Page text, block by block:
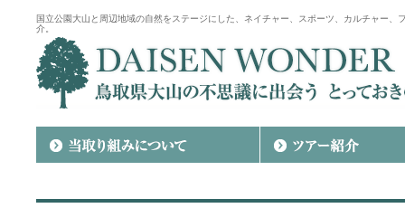
国立公園大山と周辺地域の自然をステージにした、ネイチャー、スポーツ、カルチャー
介。